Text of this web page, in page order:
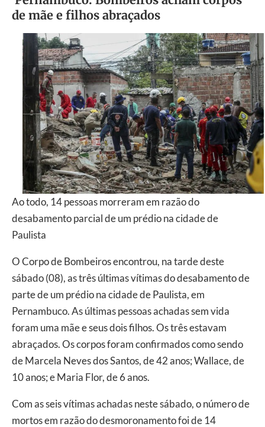
de mãe e filhos abraçados
Ao todo, 14 pessoas morreram em razão do
desabamento parcial de um prédio na cidade de
Paulista
O Corpo de Bombeiros encontrou, na tarde deste
sábado (08), as três últimas vítimas do desabamento de
parte de um prédio na cidade de Paulista, em
Pernambuco. As últimas pessoas achadas sem vida
foram uma mãe e seus dois filhos. Os três estavam
abraçados. Os corpos foram confirmados como sendo
de Marcela Neves dos Santos, de 42 anos; Wallace, de
10 anos; e Maria Flor, de 6 anos.
Com as seis vítimas achadas neste sábado, o número de
mortos em razão do desmoronamento foi de 14